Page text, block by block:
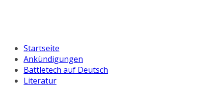
Startseite
Ankündigungen
Battletech auf Deutsch
Literatur